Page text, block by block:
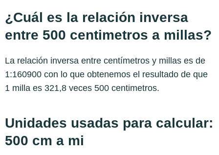
¿Cuál es la relación inversa
entre 500 centimetros a millas?
La relación inversa entre centímetros y millas es de
1:160900 con lo que obtenemos el resultado de que
1 milla es 321,8 veces 500 centimetros.
Unidades usadas para calcular:
500 cm a mi